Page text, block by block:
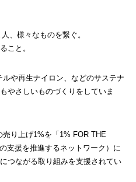
、様々なものを繋ぐ。
こと。
や再生ナイロン、などのサステナ
やさしいものづくりをしていま
り上げ1%を「1% FOR THE
支援を推進するネットワーク）に
つながる取り組みを支援されてい